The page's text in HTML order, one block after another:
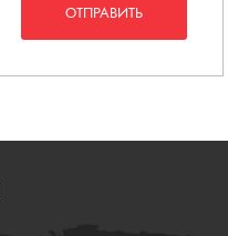
ОТПРАВИТЬ